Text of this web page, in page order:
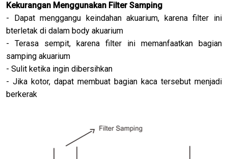
Kekurangan Menggunakan Filter Samping
- Dapat menggangu keindahan akuarium, karena filter ini
bterletak di dalam body akuarium
- Terasa sempit, karena filter ini memanfaatkan bagian
samping akuarium
- Sulit ketika ingin dibersihkan
- Jika kotor, dapat membuat bagian kaca tersebut menjadi
berkerak